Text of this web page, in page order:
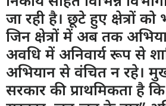
जा रही है। छूटे हुए क्षेत्रों
जिन क्षेत्रों में अब तक
अवधि में अनिवार्य रूप से
अभियान से वंचित न रहे।
सरकार की प्राथमिकता है